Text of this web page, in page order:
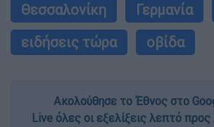
Θεσσαλονίκη Γερμανία
ειδήσεις τώρα
οβίδα
Ακολούθησε το Έθνος στο
Live όλες οι εξελίξεις λεπτό